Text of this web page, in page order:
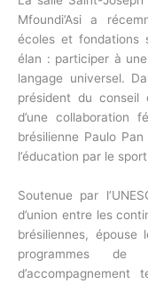
Mfoundi’Asi a
écoles et fondations
élan : participer à
langage universel.
président du conseil
d’une collaboration
brésilienne Paulo
l’éducation par le
Soutenue par
d’union entre les
brésiliennes,
programmes de